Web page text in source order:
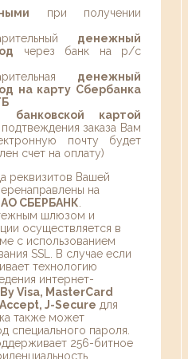
при получении
денежный
через банк на р/с
денежный
на карту Сбербанка
банковской картой
заказа Вам
почту будет
счет на оплату)
реквизитов Вашей
на
СБЕРБАНК
шлюзом и
осуществляется в
с использованием
SSL. В случае если
технологию
интернет-
Visa, MasterCard
J-Secure для
также может
специального пароля.
256-битное